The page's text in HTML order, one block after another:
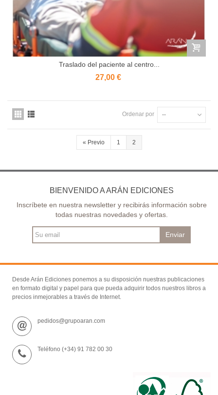
Traslado del paciente al centro...
27,00 €
Ordenar por --
« Previo 1 2
BIENVENIDO A ARÁN EDICIONES
Inscríbete en nuestra newsletter y recibirás información sobre
todas nuestras novedades y ofertas.
Enviar
Desde Arán Ediciones ponemos a su disposición nuestras publicaciones
en formato digital y papel para que pueda adquirir todos nuestros libros a
precios inmejorables a través de Internet.
pedidos@grupoaran.com
Teléfono (+34) 91 782 00 30